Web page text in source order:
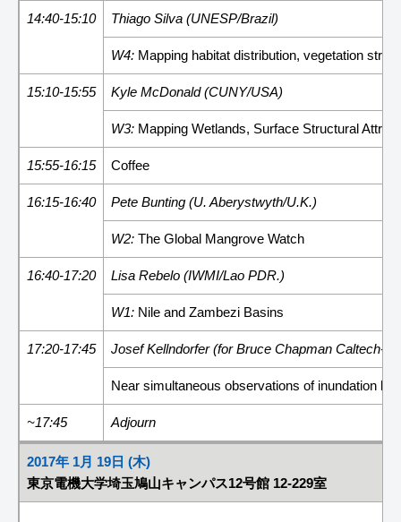
14:40-15:10 Thiago Silva (UNESP/Brazil)
W4: Mapping habitat distribution, vegetation
15:10-15:55 Kyle McDonald (CUNY/USA)
W3: Mapping Wetlands, Surface Structural
15:55-16:15 Coffee
16:15-16:40 Pete Bunting (U. Aberystwyth/U.K.)
W2: The Global Mangrove Watch
16:40-17:20 Lisa Rebelo (IWMI/Lao PDR.)
W1: Nile and Zambezi Basins
17:20-17:45 Josef Kellndorfer (for Bruce Chapman Caltech-
Near simultaneous observations of inundation
~17:45 Adjourn
2017年 1月 19日 (木)
東京電機大学埼玉鳩山キャンパス12号館 12-229室